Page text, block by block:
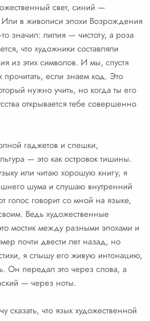
свет, синий —
Или в живописи эпохи Возрождения
значил: лилия — чистоту, а роза
что художники составляли
из этих символов. И мы, спустя
прочитать, если знаем код. Это
нужно учить, но когда ты его
открывается тебе совершенно
гаджетов и спешки,
— это как островок тишины.
или читаю хорошую книгу, я
шума и слушаю внутренний
голос говорит со мной на языке,
Ведь художественные
мостик между разными эпохами и
почти двести лет назад, но
я слышу его живую интонацию,
Он передал это через слова, а
— через ноты.
сказать, что язык художественной